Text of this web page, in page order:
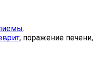
.
, поражение печени,